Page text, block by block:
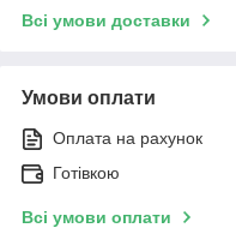
Всі умови доставки
Умови оплати
Оплата на рахунок
Готівкою
Всі умови оплати